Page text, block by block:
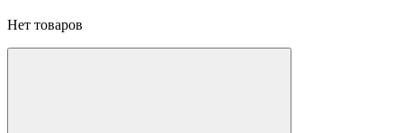
Нет товаров